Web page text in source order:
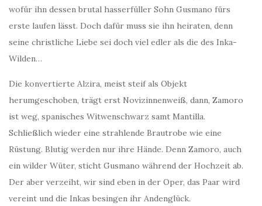
wofür ihn dessen brutal hasserfüller Sohn Gusmano fürs
erste laufen lässt. Doch dafür muss sie ihn heiraten, denn
seine christliche Liebe sei doch viel edler als die des Inka-
Wilden…
Die konvertierte Alzira, meist steif als Objekt
herumgeschoben, trägt erst Novizinnenweiß, dann, Zamoro
ist weg, spanisches Witwenschwarz samt Mantilla.
Schließlich wieder eine strahlende Brautrobe wie eine
Rüstung. Blutig werden nur ihre Hände. Denn Zamoro, auch
ein wilder Wüter, sticht Gusmano während der Hochzeit ab.
Der aber verzeiht, wir sind eben in der Oper, das Paar wird
vereint und die Inkas besingen ihr Andenglück.